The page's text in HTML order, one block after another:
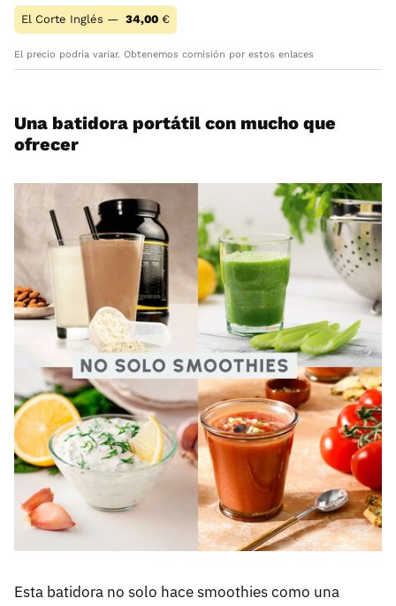
El Corte Inglés — 34,00 €
El precio podría variar. Obtenemos comisión por estos enlaces
Una batidora portátil con mucho que
ofrecer
Esta batidora no solo hace smoothies como una